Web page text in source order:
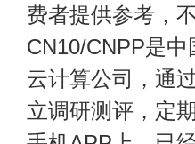
费者提供参考，
CN10/CNPP是
云计算公司，通
立调研测评，定